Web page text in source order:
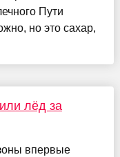
Пути
но это сахар,
лёд за
впервые